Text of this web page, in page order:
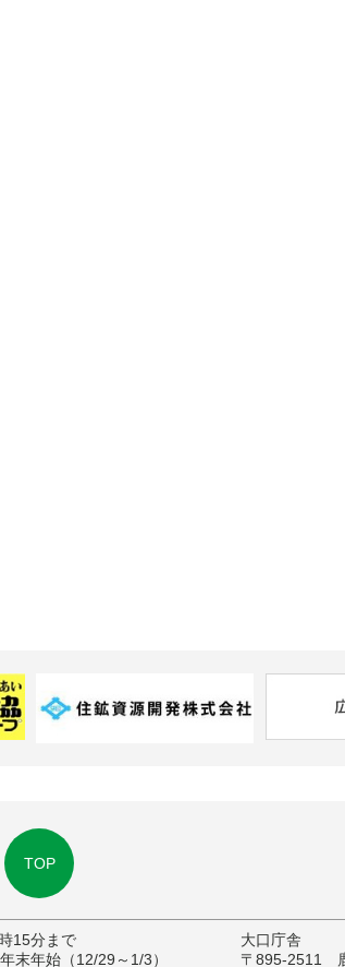
TOP
15分まで
末年始（12/29～1/3）
大口庁舎
〒895-2511